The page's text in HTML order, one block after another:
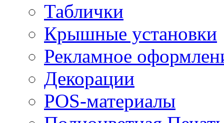
Таблички
Крышные установки
Рекламное
Декорации
POS-материалы